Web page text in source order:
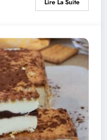
Lire La Suite